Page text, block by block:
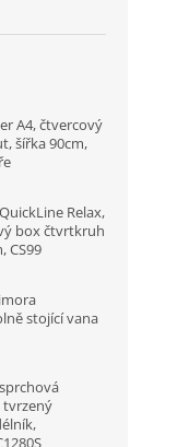
A4, čtvercový
šířka 90cm,
Relax,
box čtvrtkruh
CS99
stojící vana
tvrzený